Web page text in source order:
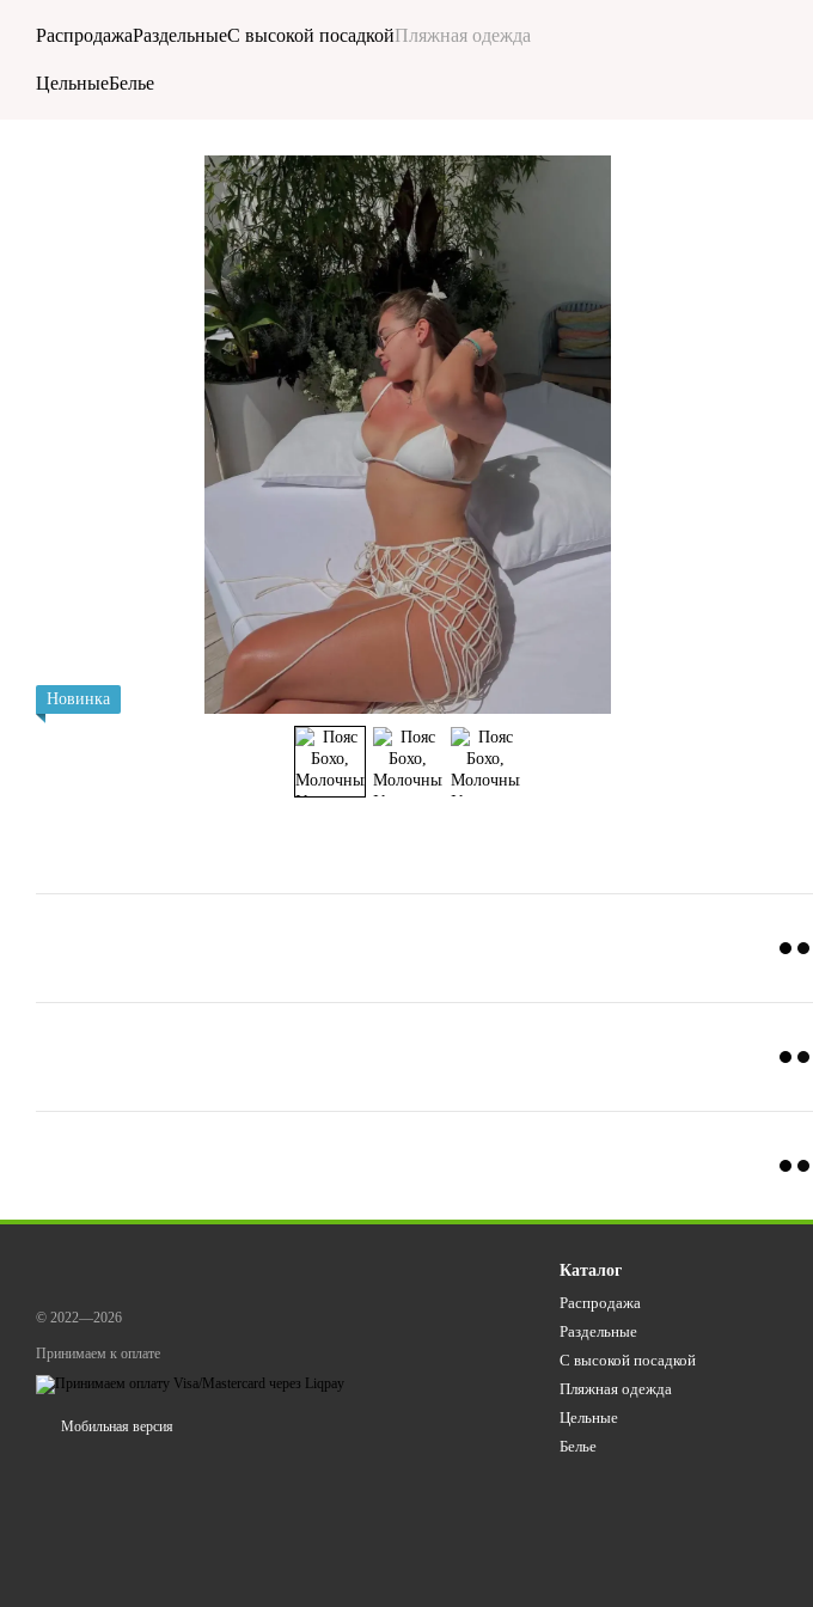
РаспродажаРаздельныеС высокой посадкойПляжная одежда
ЦельныеБелье
Новинка
© 2022—2026
Принимаем к оплате
Мобильная версия
Каталог
Распродажа
Раздельные
С высокой посадкой
Пляжная одежда
Цельные
Белье